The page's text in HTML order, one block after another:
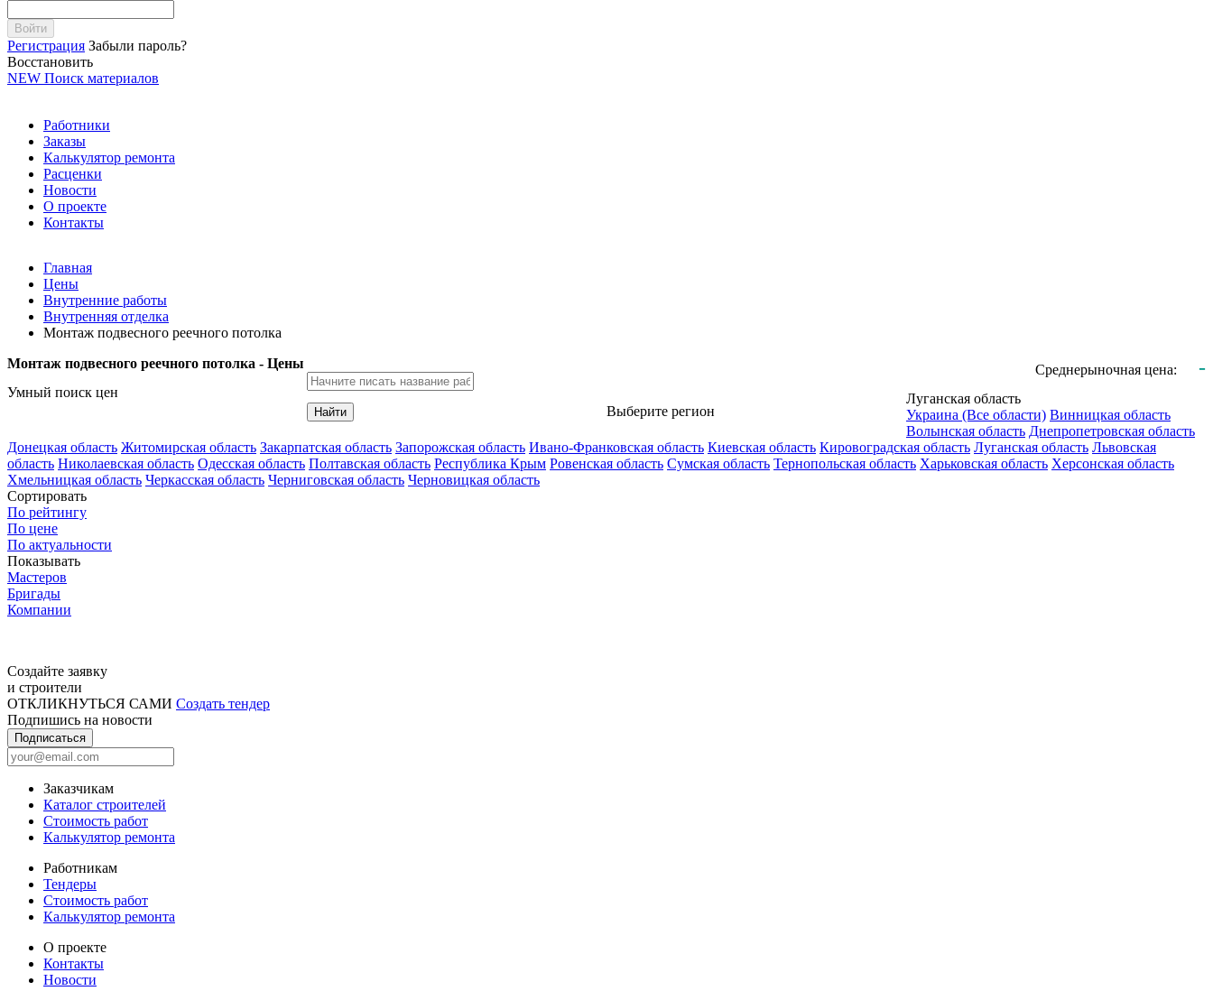
Войти
Регистрация Забыли пароль?
Восстановить
NEW Поиск материалов
Работники
Заказы
Калькулятор ремонта
Расценки
Новости
О проекте
Контакты
Главная
Цены
Внутренние работы
Внутренняя отделка
Монтаж подвесного реечного потолка
Монтаж подвесного реечного потолка - Цены
Среднерыночная цена: -
Умный поиск цен
Найти Выберите регион
Луганская область
Украина (Все области) Винницкая область
Волынская область Днепропетровская область
Донецкая область Житомирская область Закарпатская область Запорожская область Ивано-Франковская область Киевская область Кировоградская область Луганская область Львовская
область Николаевская область Одесская область Полтавская область Республика Крым Ровенская область Сумская область Тернопольская область Харьковская область Херсонская область
Хмельницкая область Черкасская область Черниговская область Черновицкая область
Сортировать
По рейтингу
По цене
По актуальности
Показывать
Мастеров
Бригады
Компании
Создайте заявку
и строители
ОТКЛИКНУТЬСЯ САМИ Создать тендер
Подпишись на новости
Подписаться
Заказчикам
Каталог строителей
Стоимость работ
Калькулятор ремонта
Работникам
Тендеры
Стоимость работ
Калькулятор ремонта
О проекте
Контакты
Новости